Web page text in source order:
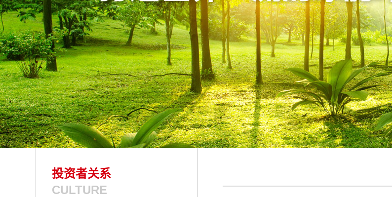
投资者关系
CULTURE